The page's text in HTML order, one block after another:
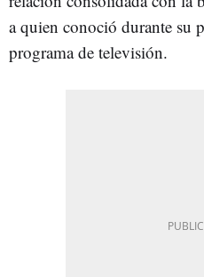
a quien conoció durante su
programa de televisión.